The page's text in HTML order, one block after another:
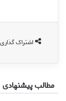
اشتراک گذاری
مطالب پیشنهادی